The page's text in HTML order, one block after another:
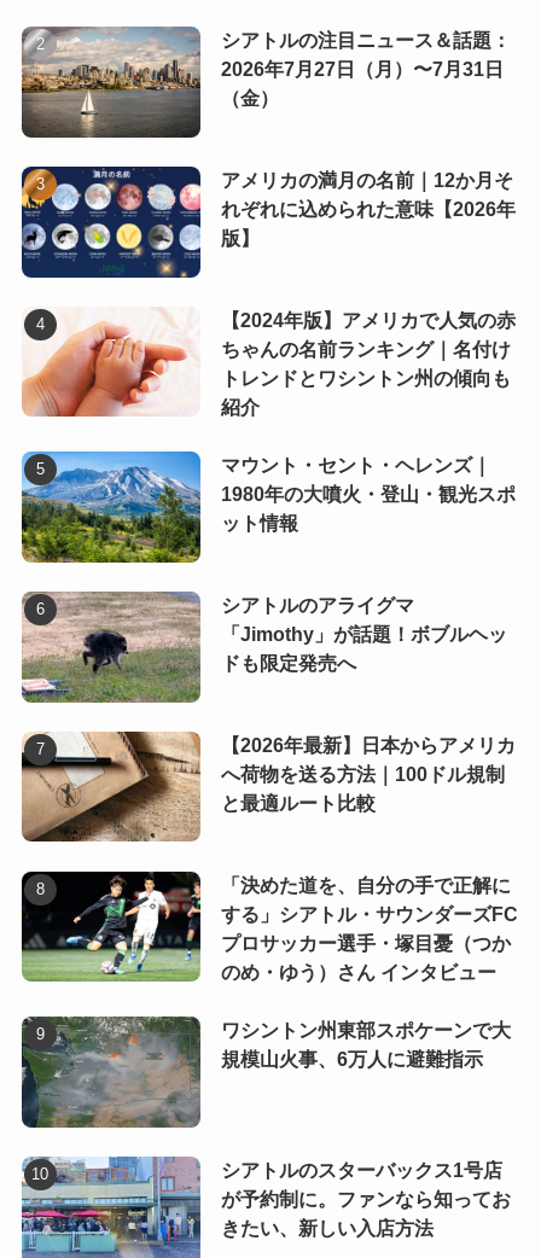
シアトルの注目ニュース＆話題：
2026年7月27日（月）〜7月31日
（金）
アメリカの満月の名前｜12か月そ
れぞれに込められた意味【2026年
版】
【2024年版】アメリカで人気の赤
ちゃんの名前ランキング｜名付け
トレンドとワシントン州の傾向も
紹介
マウント・セント・ヘレンズ｜
1980年の大噴火・登山・観光スポ
ット情報
シアトルのアライグマ
「Jimothy」が話題！ボブルヘッ
ドも限定発売へ
【2026年最新】日本からアメリカ
へ荷物を送る方法｜100ドル規制
と最適ルート比較
「決めた道を、自分の手で正解に
する」シアトル・サウンダーズFC
プロサッカー選手・塚目憂（つか
のめ・ゆう）さん インタビュー
ワシントン州東部スポケーンで大
規模山火事、6万人に避難指示
シアトルのスターバックス1号店
が予約制に。ファンなら知ってお
きたい、新しい入店方法